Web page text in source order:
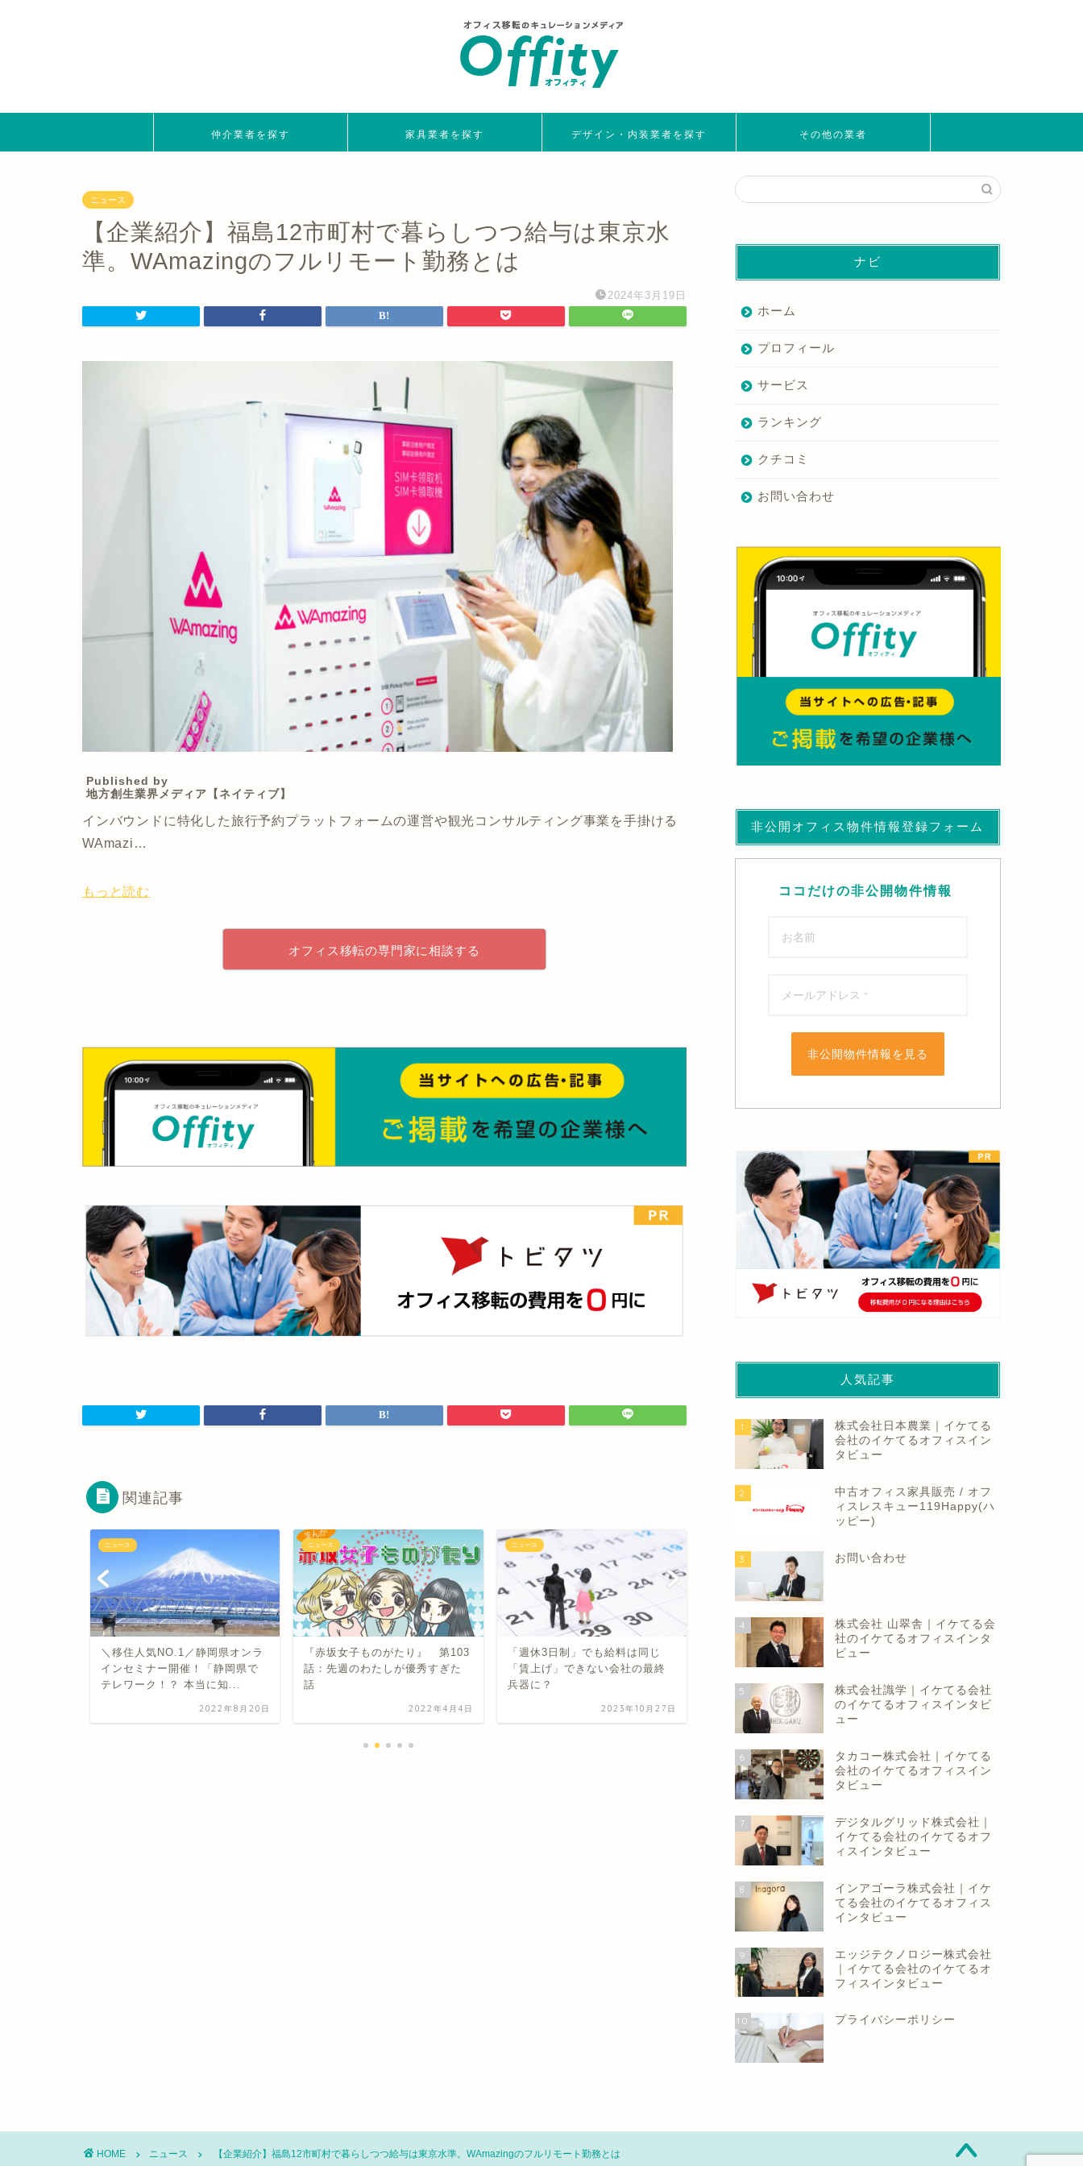
仲介業者を探す 家具業者を探す デザイン・内装業者を探す その他の業者
ニュース
【企業紹介】福島12市町村で暮らしつつ給与は東京水
準。WAmazingのフルリモート勤務とは
2024年3月19日
Published by
地方創生業界メディア【ネイティブ】
インバウンドに特化した旅行予約プラットフォームの運営や観光コンサルティング事業を手掛ける
WAmazi…
もっと読む
オフィス移転の専門家に相談する
関連記事
ニュース
＼移住人気NO.1／静岡県オンラ
インセミナー開催！「静岡県で
テレワーク！？ 本当に知...
2022年8月20日
ニュース
『赤坂女子ものがたり』 第103
話：先週のわたしが優秀すぎた
話
2022年4月4日
ニュース
「週休3日制」でも給料は同じ
「賃上げ」できない会社の最終
兵器に？
2023年10月27日
Tokyo Contents/Solution
Business Award 202...
2022年12月7日
て検討しやすくなった」の意
見...
ナビ
ホーム
プロフィール
サービス
ランキング
クチコミ
お問い合わせ
非公開オフィス物件情報登録フォーム
ココだけの非公開物件情報
非公開物件情報を見る
人気記事
1
株式会社日本農業｜イケてる
会社のイケてるオフィスイン
タビュー
2
中古オフィス家具販売 / オフ
ィスレスキュー119Happy(ハ
ッピー)
3 お問い合わせ
4
株式会社 山翠舎｜イケてる会
社のイケてるオフィスインタ
ビュー
5
株式会社識学｜イケてる会社
のイケてるオフィスインタビ
ュー
6
タカコー株式会社｜イケてる
会社のイケてるオフィスイン
タビュー
7
デジタルグリッド株式会社｜
イケてる会社のイケてるオフ
ィスインタビュー
8
インアゴーラ株式会社｜イケ
てる会社のイケてるオフィス
インタビュー
9
エッジテクノロジー株式会社
｜イケてる会社のイケてるオ
フィスインタビュー
10 プライバシーポリシー
HOME ニュース 【企業紹介】福島12市町村で暮らしつつ給与は東京水準。WAmazingのフルリモート勤務とは